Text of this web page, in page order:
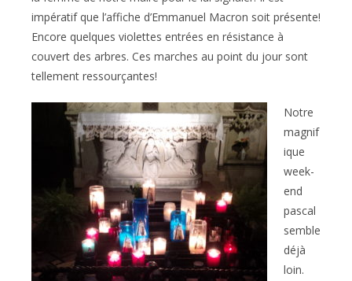
impératif que l’affiche d’Emmanuel Macron soit présente!
Encore quelques violettes entrées en résistance à
couvert des arbres. Ces marches au point du jour sont
tellement ressourçantes!
Notre
magnif
ique
week-
end
pascal
semble
déjà
loin.